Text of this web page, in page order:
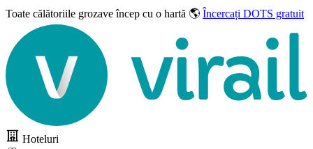
Toate călătoriile grozaveîncep cu o hartă 🌎 Încercați DOTS gratuit
Hoteluri